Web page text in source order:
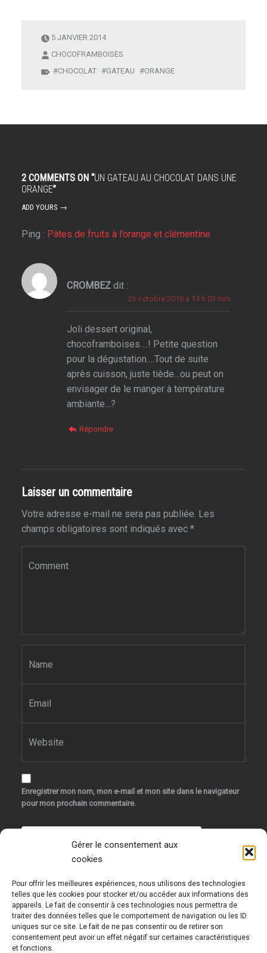
Gérer le consentement aux
cookies
Pour offrir les meilleures expériences, nous utilisons des technologies
telles que les cookies pour stocker et/ou accéder aux informations des
appareils. Le fait de consentir à ces technologies nous permettra de
traiter des données telles que le comportement de navigation ou les ID
uniques sur ce site. Le fait de ne pas consentir ou de retirer son
consentement peut avoir un effet négatif sur certaines caractéristiques
et fonctions.
5 JANVIER 2014
CHOCOFRAMBOISES
CHOCOLAT
GATEAU ORANGE
2 COMMENTS ON “UN GATEAU AU CHOCOLAT DANS UNE
ORANGE”
ADD YOURS →
Ping : Pâtes de fruits à l’orange et clémentine
CROMBEZ dit :
26 octobre 2016 à 14 h 03 min
Joli dessert original,
chocoframboises….! Petite question
pour la dégustation….Tout de suite
après cuisson, juste tiède…ou peut on
envisager de le manger à température
ambiante…?
Répondre
Laisser un commentaire
Votre adresse e-mail ne sera pas publiée. Les
champs obligatoires sont indiqués avec *
Enregistrer mon nom, mon e-mail et mon site dans le navigateur
pour mon prochain commentaire.
Ce site utilise Akismet pour réduire les indésirables.